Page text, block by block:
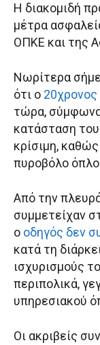
Η διακομιδή
μέτρα
ΟΠΚΕ και της
Νωρίτερα
ότι ο
τώρα, σύμφωνα
κατάσταση
κρίσιμη,
πυροβόλο
Από την
συμμετείχαν
ο οδηγός δεν
κατά τη
ισχυρισμούς
περιπολικά,
υπηρεσιακού
Οι ακριβείς